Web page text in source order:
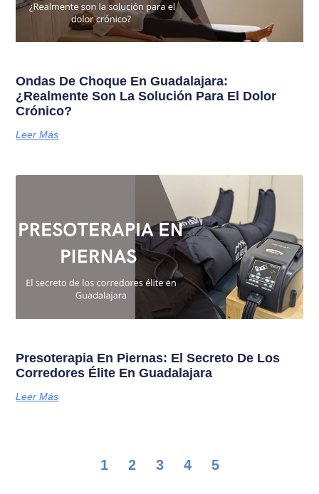
Ondas De Choque En Guadalajara:
¿Realmente Son La Solución Para El Dolor
Crónico?
Leer Más
Presoterapia En Piernas: El Secreto De Los
Corredores Élite En Guadalajara
Leer Más
1 2 3 4 5